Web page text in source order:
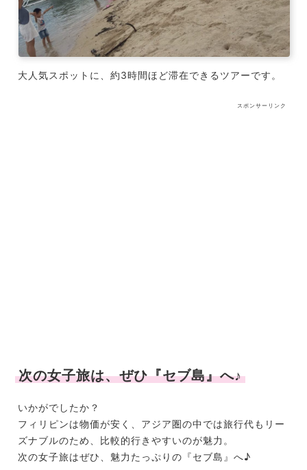
大人気スポットに、約3時間ほど滞在できるツアーです。
スポンサーリンク
次の女子旅は、ぜひ『セブ島』へ♪
いかがでしたか？
フィリピンは物価が安く、アジア圏の中では旅行代もリー
ズナブルのため、比較的行きやすいのが魅力。
次の女子旅はぜひ、魅力たっぷりの『セブ島』へ♪